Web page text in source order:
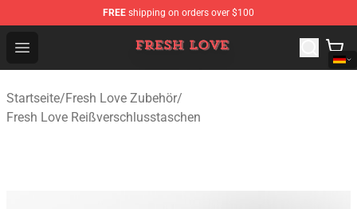
FREE shipping on orders over $100
Open menu
Fresh Love Store - Official Fresh Love Merchandise Shop
Startseite/Fresh Love Zubehör/
Fresh Love Reißverschlusstaschen